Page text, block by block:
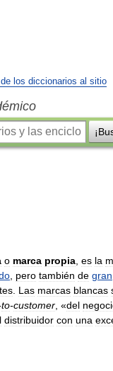
los diccionarios al sitio
o marca propia es la
pero también de gran
Las marcas blancas
to-customer , «del
distribuidor con una